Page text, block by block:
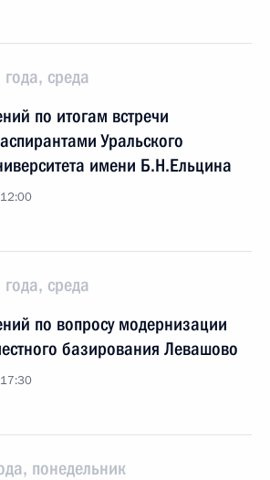
среда
по итогам встречи
Уральского
имени Б.Н.Ельцина
12:00
среда
по вопросу модернизации
базирования Левашово
17:30
понедельник